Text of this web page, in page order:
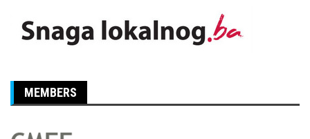
MEMBERS